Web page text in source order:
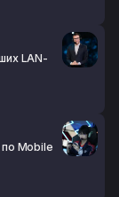
LAN-
по Mobile